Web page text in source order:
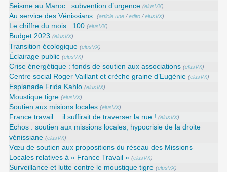
Seisme au Maroc : subvention d’urgence (elusVX)
Au service des Vénissians. (article une /edito /elusVX)
Le chiffre du mois : 100 (elusVX)
Budget 2023 (elusVX)
Transition écologique (elusVX)
Éclairage public (elusVX)
Crise énergétique : fonds de soutien aux associations (elusVX)
Centre social Roger Vaillant et crèche graine d’Eugénie (elusVX)
Esplanade Frida Kahlo (elusVX)
Moustique tigre (elusVX)
Soutien aux misions locales (elusVX)
France travail… il suffirait de traverser la rue ! (elusVX)
Echos : soutien aux missions locales, hypocrisie de la droite
vénissiane (elusVX)
Vœu de soutien aux propositions du réseau des Missions
Locales relatives à « France Travail » (elusVX)
Surveillance et lutte contre le moustique tigre (elusVX)